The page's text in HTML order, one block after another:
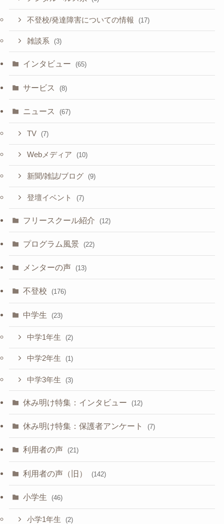
不登校/発達障害についての情報 (17)
雑談系 (3)
インタビュー (65)
サービス (8)
ニュース (67)
TV (7)
Webメディア (10)
新聞/雑誌/ブログ (9)
登壇イベント (7)
フリースクール紹介 (12)
プログラム風景 (22)
メンターの声 (13)
不登校 (176)
中学生 (23)
中学1年生 (2)
中学2年生 (1)
中学3年生 (3)
休み明け特集：インタビュー (12)
休み明け特集：保護者アンケート (7)
利用者の声 (21)
利用者の声（旧） (142)
小学生 (46)
小学1年生 (2)